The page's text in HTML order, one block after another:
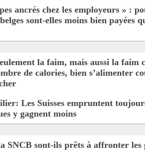
ancrés chez les employeurs » :
sont-elles moins bien payées
la faim, mais aussi la faim
de calories, bien s’alimenter
Les Suisses empruntent
y gagnent moins
SNCB sont-ils prêts à affronter les